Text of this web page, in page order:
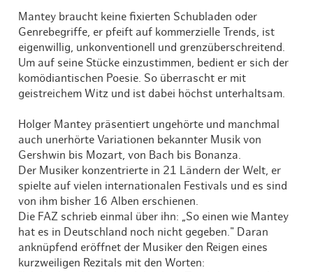
Mantey braucht keine fixierten Schubladen oder
Genrebegriffe, er pfeift auf kommerzielle Trends, ist
eigenwillig, unkonventionell und grenzüberschreitend.
Um auf seine Stücke einzustimmen, bedient er sich der
komödiantischen Poesie. So überrascht er mit
geistreichem Witz und ist dabei höchst unterhaltsam.
Holger Mantey präsentiert ungehörte und manchmal
auch unerhörte Variationen bekannter Musik von
Gershwin bis Mozart, von Bach bis Bonanza.
Der Musiker konzentrierte in 21 Ländern der Welt, er
spielte auf vielen internationalen Festivals und es sind
von ihm bisher 16 Alben erschienen.
Die FAZ schrieb einmal über ihn: „So einen wie Mantey
hat es in Deutschland noch nicht gegeben." Daran
anknüpfend eröffnet der Musiker den Reigen eines
kurzweiligen Rezitals mit den Worten: